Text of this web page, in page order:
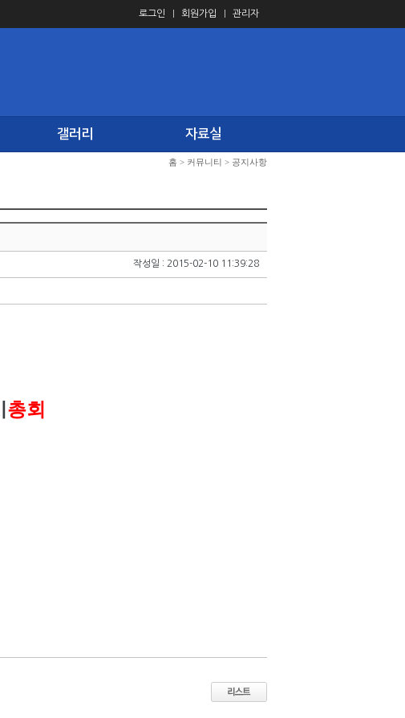
로그인 회원가입 관리자
갤러리 자료실
홈 > 커뮤니티 > 공지사항
작성일 : 2015-02-10 11:39:28
총회